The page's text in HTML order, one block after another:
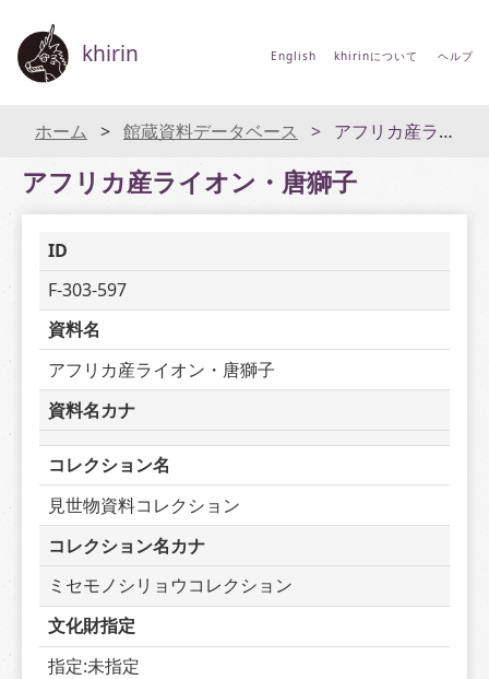
khirin English khirinについて ヘルプ
ホーム 館蔵資料データベース アフリカ産ライオン・唐獅子
アフリカ産ライオン・唐獅子
ID
F-303-597
資料名
アフリカ産ライオン・唐獅子
資料名カナ
コレクション名
見世物資料コレクション
コレクション名カナ
ミセモノシリョウコレクション
文化財指定
指定:未指定